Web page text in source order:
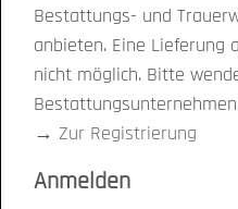
Bestattungs- und
anbieten. Eine Lieferung
nicht möglich. Bitte
→ Zur Registrierung
Anmelden